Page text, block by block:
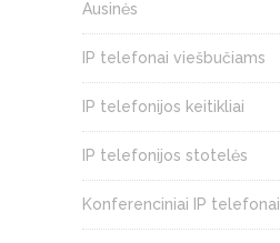
Ausinės
IP telefonai viešbučiams
IP telefonijos keitikliai
IP telefonijos stotelės
Konferenciniai IP telefonai